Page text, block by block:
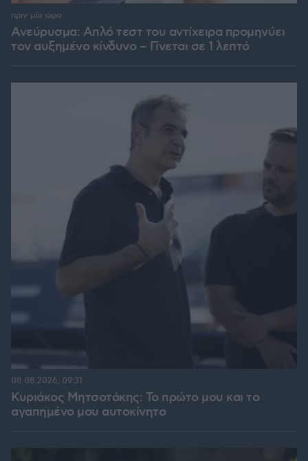
Ανεύρυσμα: Απλό τεστ του αντίχειρα προμηνύει
τον αυξημένο κίνδυνο – Γίνεται σε 1 λεπτό
πριν μία ώρα
Κυριάκος Μητσοτάκης: Το πρώτο μου και το
αγαπημένο μου αυτοκίνητο
08.08.2026, 09:31